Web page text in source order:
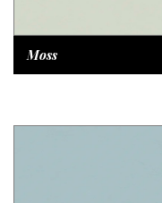
Moss